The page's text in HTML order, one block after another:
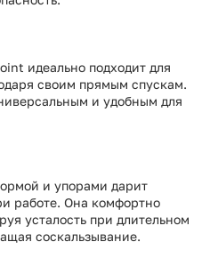
идеально подходит для
своим прямым спускам.
и удобным для
и упорами дарит
работе. Она комфортно
усталость при длительном
соскальзывание.